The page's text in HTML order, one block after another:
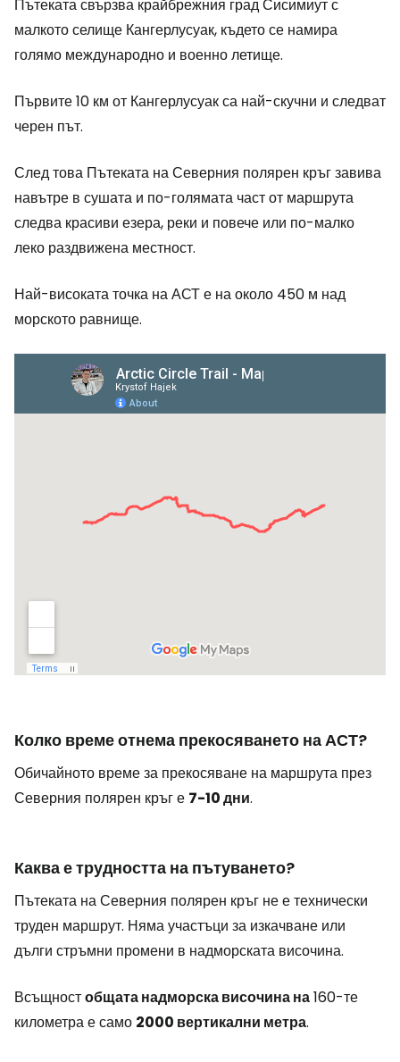
Пътеката свързва крайбрежния град Сисимиут с
малкото селище Кангерлусуак, където се намира
голямо международно и военно летище.
Първите 10 км от Кангерлусуак са най-скучни и следват
черен път.
След това Пътеката на Северния полярен кръг завива
навътре в сушата и по-голямата част от маршрута
следва красиви езера, реки и повече или по-малко
леко раздвижена местност.
Най-високата точка на АСТ е на около 450 м над
морското равнище.
Колко време отнема прекосяването на АСТ?
Обичайното време за прекосяване на маршрута през
Северния полярен кръг е 7-10 дни.
Каква е трудността на пътуването?
Пътеката на Северния полярен кръг не е технически
труден маршрут. Няма участъци за изкачване или
дълги стръмни промени в надморската височина.
Всъщностобщата надморска височина на160-те
километра е само 2000 вертикални метра.